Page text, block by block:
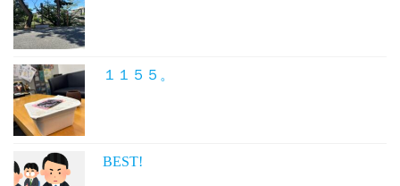
１１５５。
BEST!